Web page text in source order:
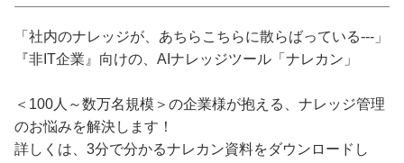
「社内のナレッジが、あちらこちらに散らばっている---」
『非IT企業』向けの、AIナレッジツール「ナレカン」
＜100人～数万名規模＞の企業様が抱える、ナレッジ管理
のお悩みを解決します！
詳しくは、3分で分かるナレカン資料をダウンロードし